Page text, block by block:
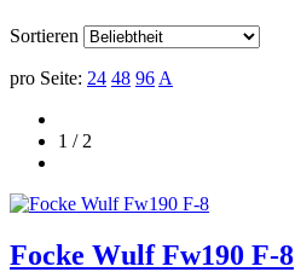
Sortieren
pro Seite: 24 48 96 A
1 / 2
Focke Wulf Fw190 F-8